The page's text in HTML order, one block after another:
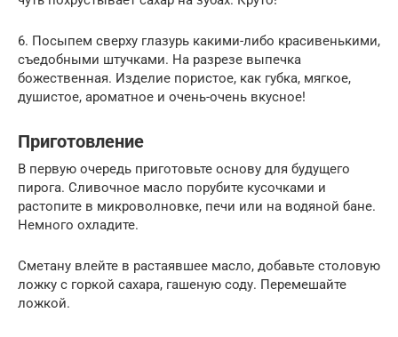
6. Посыпем сверху глазурь какими-либо красивенькими,
съедобными штучками. На разрезе выпечка
божественная. Изделие пористое, как губка, мягкое,
душистое, ароматное и очень-очень вкусное!
Приготовление
В первую очередь приготовьте основу для будущего
пирога. Сливочное масло порубите кусочками и
растопите в микроволновке, печи или на водяной бане.
Немного охладите.
Сметану влейте в растаявшее масло, добавьте столовую
ложку с горкой сахара, гашеную соду. Перемешайте
ложкой.